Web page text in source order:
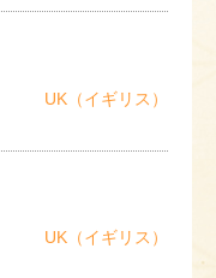
UK（イギリス）
UK（イギリス）